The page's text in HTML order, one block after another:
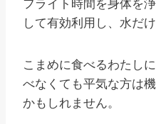
フライト時間を身体を
して有効利用し、水だ
こまめに食べるわたし
べなくても平気な方は
かもしれません。